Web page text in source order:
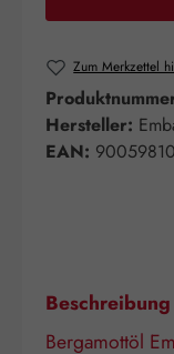
Zum Merkzettel
Hersteller:
EAN:
Beschreibung
Bergamottöl